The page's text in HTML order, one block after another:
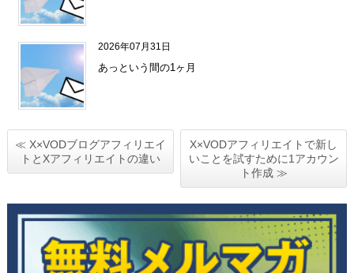
2026年07月31日
あっという間の1ヶ月
≪ X×VODブログアフィリエイ
トとXアフィリエイトの違い
X×VODアフィリエイトで新し
いことを試すために1アカウン
ト作成 ≫